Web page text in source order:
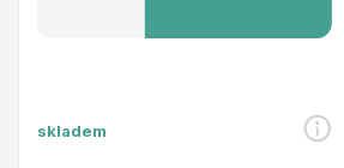
skladem